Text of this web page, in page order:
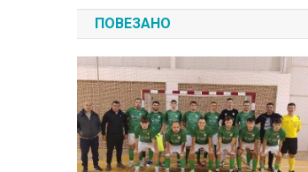
ПОВЕЗАНО